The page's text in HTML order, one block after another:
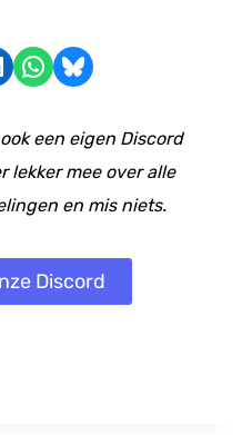
Delen via WhatsApp Share on Bluesky
een eigen Discord
lekker mee over alle
en mis niets.
Discord